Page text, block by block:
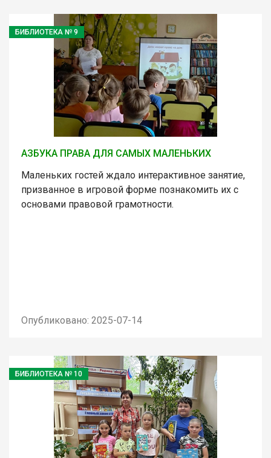
БИБЛИОТЕКА № 9
АЗБУКА ПРАВА ДЛЯ САМЫХ МАЛЕНЬКИХ
Маленьких гостей ждало интерактивное занятие,
призванное в игровой форме познакомить их с
основами правовой грамотности.
Опубликовано: 2025-07-14
БИБЛИОТЕКА № 10